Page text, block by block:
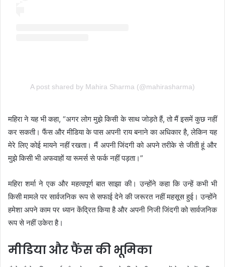
A post shared by Mahira Sharma (@mahirasharma)
महिरा ने यह भी कहा, “अगर लोग मुझे किसी के साथ जोड़ते हैं, तो मैं इसमें कुछ नहीं
कर सकती। फैंस और मीडिया के पास अपनी राय बनाने का अधिकार है, लेकिन यह
मेरे लिए कोई मायने नहीं रखता। मैं अपनी जिंदगी को अपने तरीके से जीती हूं और
मुझे किसी भी अफवाहों या रूमर्स से फर्क नहीं पड़ता।”
महिरा शर्मा ने एक और महत्वपूर्ण बात साझा की। उन्होंने कहा कि उन्हें कभी भी
किसी मामले पर सार्वजनिक रूप से सफाई देने की जरूरत नहीं महसूस हुई। उन्होंने
हमेशा अपने काम पर ध्यान केंद्रित किया है और अपनी निजी जिंदगी को सार्वजनिक
रूप से नहीं उकेरा है।
मीडिया और फैंस की भूमिका